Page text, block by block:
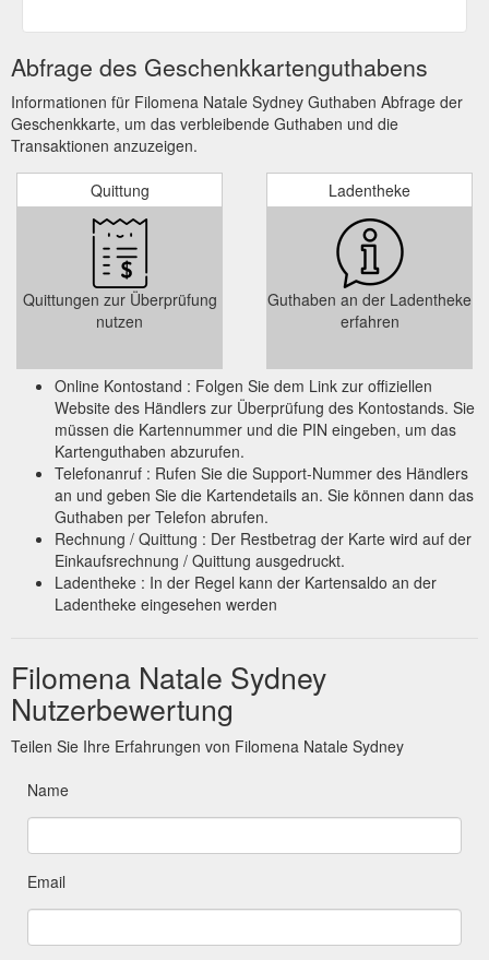
Abfrage des Geschenkkartenguthabens
Informationen für Filomena Natale Sydney Guthaben Abfrage der
Geschenkkarte, um das verbleibende Guthaben und die
Transaktionen anzuzeigen.
Quittung
Quittungen zur Überprüfung
nutzen
Ladentheke
Guthaben an der Ladentheke
erfahren
Online Kontostand : Folgen Sie dem Link zur offiziellen
Website des Händlers zur Überprüfung des Kontostands. Sie
müssen die Kartennummer und die PIN eingeben, um das
Kartenguthaben abzurufen.
Telefonanruf : Rufen Sie die Support-Nummer des Händlers
an und geben Sie die Kartendetails an. Sie können dann das
Guthaben per Telefon abrufen.
Rechnung / Quittung : Der Restbetrag der Karte wird auf der
Einkaufsrechnung / Quittung ausgedruckt.
Ladentheke : In der Regel kann der Kartensaldo an der
Ladentheke eingesehen werden
Filomena Natale Sydney
Nutzerbewertung
Teilen Sie Ihre Erfahrungen von Filomena Natale Sydney
Name
Email